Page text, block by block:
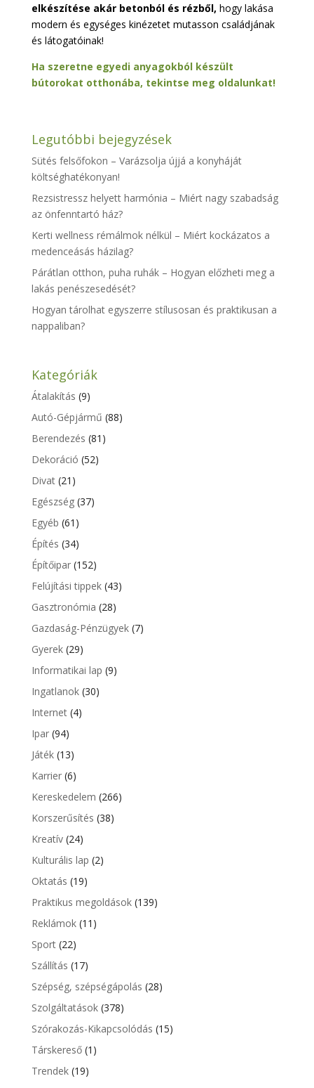
elkészítése akár betonból és rézből, hogy lakása
modern és egységes kinézetet mutasson családjának
és látogatóinak!
Ha szeretne egyedi anyagokból készült
bútorokat otthonába, tekintse meg oldalunkat!
Legutóbbi bejegyzések
Sütés felsőfokon – Varázsolja újjá a konyháját
költséghatékonyan!
Rezsistressz helyett harmónia – Miért nagy szabadság
az önfenntartó ház?
Kerti wellness rémálmok nélkül – Miért kockázatos a
medenceásás házilag?
Párátlan otthon, puha ruhák – Hogyan előzheti meg a
lakás penészesedését?
Hogyan tárolhat egyszerre stílusosan és praktikusan a
nappaliban?
Kategóriák
Átalakítás (9)
Autó-Gépjármű (88)
Berendezés (81)
Dekoráció (52)
Divat(21)
Egészség(37)
Egyéb (61)
Építés (34)
Építőipar(152)
Felújítási tippek(43)
Gasztronómia (28)
Gazdaság-Pénzügyek(7)
Gyerek(29)
Informatikai lap (9)
Ingatlanok(30)
Internet(4)
Ipar(94)
Játék(13)
Karrier(6)
Kereskedelem (266)
Korszerűsítés (38)
Kreatív(24)
Kulturális lap (2)
Oktatás (19)
Praktikus megoldások(139)
Reklámok(11)
Sport(22)
Szállítás (17)
Szépség, szépségápolás (28)
Szolgáltatások(378)
Szórakozás-Kikapcsolódás (15)
Társkereső(1)
Trendek(19)